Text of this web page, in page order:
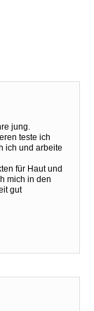
jung.
teste ich
ich und arbeite
für Haut und
mich in den
gut